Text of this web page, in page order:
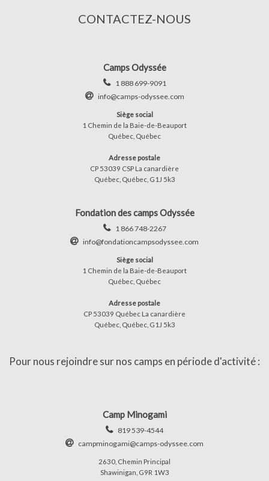
CONTACTEZ-NOUS
Camps Odyssée
1 888 699-9091
info@camps-odyssee.com
Siège social
1 Chemin de la Baie-de-Beauport
Québec, Québec
Adresse postale
CP 53039 CSP La canardière
Québec, Québec, G1J 5k3
Fondation des camps Odyssée
1 866 748-2267
info@fondationcampsodyssee.com
Siège social
1 Chemin de la Baie-de-Beauport
Québec, Québec
Adresse postale
CP 53039 Québec La canardière
Québec, Québec, G1J 5k3
Pour nous rejoindre sur nos camps en période d'activité :
Camp Minogami
819 539-4544
campminogami@camps-odyssee.com
2630, Chemin Principal
Shawinigan, G9R 1W3